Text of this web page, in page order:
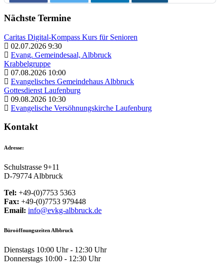
Nächste Termine
Caritas Digital-Kompass Kurs für Senioren
02.07.2026 9:30
Evang. Gemeindesaal, Albbruck
Krabbelgruppe
07.08.2026 10:00
Evangelisches Gemeindehaus Albbruck
Gottesdienst Laufenburg
09.08.2026 10:30
Evangelische Versöhnungskirche Laufenburg
Kontakt
Adresse:
Schulstrasse 9+11
D-79774 Albbruck
Tel: +49-(0)7753 5363
Fax: +49-(0)7753 979448
Email: info@evkg-albbruck.de
Büroöffnungszeiten Albbruck
Dienstags 10:00 Uhr - 12:30 Uhr
Donnerstags 10:00 - 12:30 Uhr